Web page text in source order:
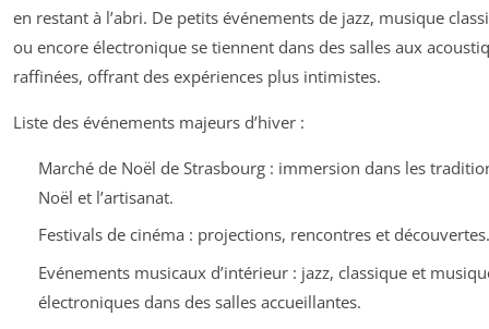
en restant à l’abri. De petits événements de jazz, musique
ou encore électronique se tiennent dans des salles aux
raffinées, offrant des expériences plus intimistes.
Liste des événements majeurs d’hiver :
Marché de Noël de Strasbourg : immersion dans les
Noël et l’artisanat.
Festivals de cinéma : projections, rencontres et découvertes.
Evénements musicaux d’intérieur : jazz, classique et
électroniques dans des salles accueillantes.